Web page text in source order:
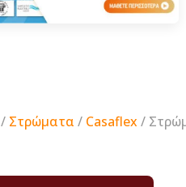
/ Στρώματα / Casaflex /